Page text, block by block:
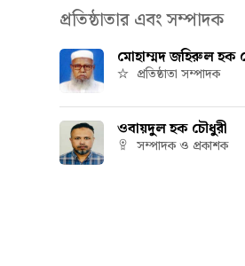
প্রতিষ্ঠাতার এবং সম্পাদক
মোহাম্মদ জহিরুল হক
প্রতিষ্ঠাতা সম্পাদক
ওবায়দুল হক চৌধুরী
সম্পাদক ও প্রকাশক